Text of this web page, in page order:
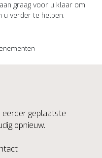
graag voor u klaar om
u verder te helpen.
eerder geplaatste
opnieuw.